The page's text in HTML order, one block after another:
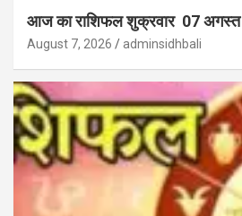
आज का राशिफल शुक्रवार 07
August 7, 2026 adminsidhbali